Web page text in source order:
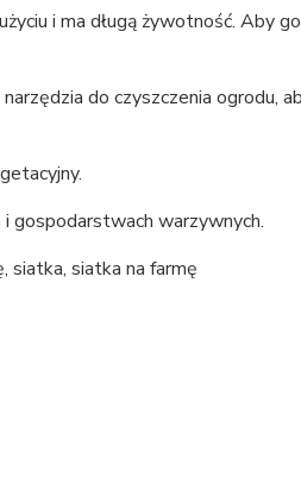
i ma długą żywotność. Aby
do czyszczenia ogrodu,
gospodarstwach warzywnych.
siatka, siatka na farmę